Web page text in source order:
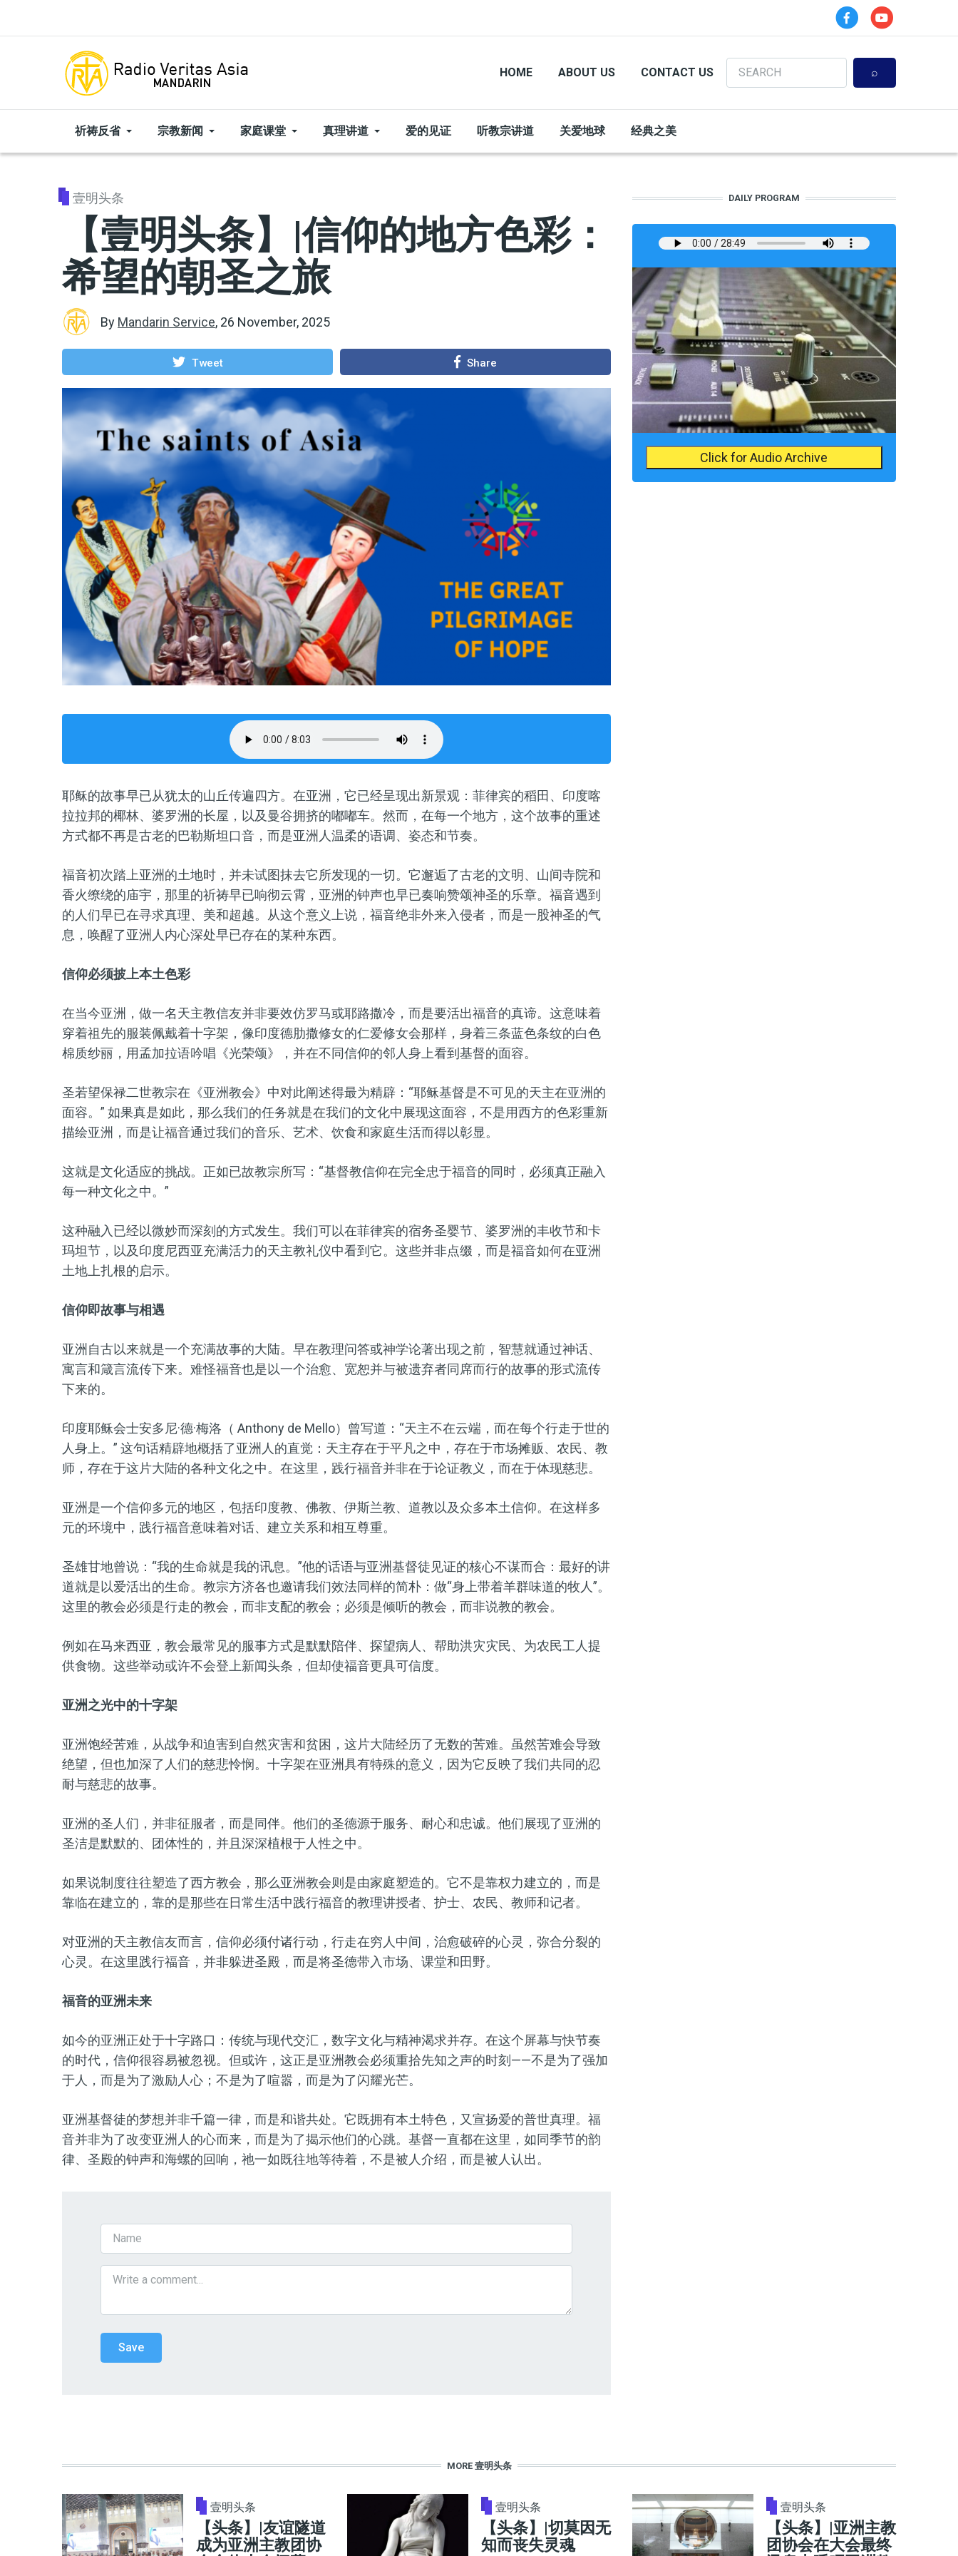
HOME ABOUT US CONTACT US
Search
祈祷反省 宗教新闻 家庭课堂 真理讲道 爱的见证 听教宗讲道 关爱地球 经典之美
壹明头条
【壹明头条】|信仰的地方色彩：
希望的朝圣之旅
By Mandarin Service, 26 November, 2025
Tweet Share
耶稣的故事早已从犹太的山丘传遍四方。在亚洲，它已经呈现出新景观：菲律宾的稻田、印度喀
拉拉邦的椰林、婆罗洲的长屋，以及曼谷拥挤的嘟嘟车。然而，在每一个地方，这个故事的重述
方式都不再是古老的巴勒斯坦口音，而是亚洲人温柔的语调、姿态和节奏。
福音初次踏上亚洲的土地时，并未试图抹去它所发现的一切。它邂逅了古老的文明、山间寺院和
香火缭绕的庙宇，那里的祈祷早已响彻云霄，亚洲的钟声也早已奏响赞颂神圣的乐章。福音遇到
的人们早已在寻求真理、美和超越。从这个意义上说，福音绝非外来入侵者，而是一股神圣的气
息，唤醒了亚洲人内心深处早已存在的某种东西。
信仰必须披上本土色彩
在当今亚洲，做一名天主教信友并非要效仿罗马或耶路撒冷，而是要活出福音的真谛。这意味着
穿着祖先的服装佩戴着十字架，像印度德肋撒修女的仁爱修女会那样，身着三条蓝色条纹的白色
棉质纱丽，用孟加拉语吟唱《光荣颂》，并在不同信仰的邻人身上看到基督的面容。
圣若望保禄二世教宗在《亚洲教会》中对此阐述得最为精辟：“耶稣基督是不可见的天主在亚洲的
面容。” 如果真是如此，那么我们的任务就是在我们的文化中展现这面容，不是用西方的色彩重新
描绘亚洲，而是让福音通过我们的音乐、艺术、饮食和家庭生活而得以彰显。
这就是文化适应的挑战。正如已故教宗所写：“基督教信仰在完全忠于福音的同时，必须真正融入
每一种文化之中。”
这种融入已经以微妙而深刻的方式发生。我们可以在菲律宾的宿务圣婴节、婆罗洲的丰收节和卡
玛坦节，以及印度尼西亚充满活力的天主教礼仪中看到它。这些并非点缀，而是福音如何在亚洲
土地上扎根的启示。
信仰即故事与相遇
亚洲自古以来就是一个充满故事的大陆。早在教理问答或神学论著出现之前，智慧就通过神话、
寓言和箴言流传下来。难怪福音也是以一个治愈、宽恕并与被遗弃者同席而行的故事的形式流传
下来的。
印度耶稣会士安多尼·德·梅洛（ Anthony de Mello）曾写道：“天主不在云端，而在每个行走于世的
人身上。” 这句话精辟地概括了亚洲人的直觉：天主存在于平凡之中，存在于市场摊贩、农民、教
师，存在于这片大陆的各种文化之中。在这里，践行福音并非在于论证教义，而在于体现慈悲。
亚洲是一个信仰多元的地区，包括印度教、佛教、伊斯兰教、道教以及众多本土信仰。在这样多
元的环境中，践行福音意味着对话、建立关系和相互尊重。
圣雄甘地曾说：“我的生命就是我的讯息。”他的话语与亚洲基督徒见证的核心不谋而合：最好的讲
道就是以爱活出的生命。教宗方济各也邀请我们效法同样的简朴：做“身上带着羊群味道的牧人”。
这里的教会必须是行走的教会，而非支配的教会；必须是倾听的教会，而非说教的教会。
例如在马来西亚，教会最常见的服事方式是默默陪伴、探望病人、帮助洪灾灾民、为农民工人提
供食物。这些举动或许不会登上新闻头条，但却使福音更具可信度。
亚洲之光中的十字架
亚洲饱经苦难，从战争和迫害到自然灾害和贫困，这片大陆经历了无数的苦难。虽然苦难会导致
绝望，但也加深了人们的慈悲怜悯。十字架在亚洲具有特殊的意义，因为它反映了我们共同的忍
耐与慈悲的故事。
亚洲的圣人们，并非征服者，而是同伴。他们的圣德源于服务、耐心和忠诚。他们展现了亚洲的
圣洁是默默的、团体性的，并且深深植根于人性之中。
如果说制度往往塑造了西方教会，那么亚洲教会则是由家庭塑造的。它不是靠权力建立的，而是
靠临在建立的，靠的是那些在日常生活中践行福音的教理讲授者、护士、农民、教师和记者。
对亚洲的天主教信友而言，信仰必须付诸行动，行走在穷人中间，治愈破碎的心灵，弥合分裂的
心灵。在这里践行福音，并非躲进圣殿，而是将圣德带入市场、课堂和田野。
福音的亚洲未来
如今的亚洲正处于十字路口：传统与现代交汇，数字文化与精神渴求并存。在这个屏幕与快节奏
的时代，信仰很容易被忽视。但或许，这正是亚洲教会必须重拾先知之声的时刻——不是为了强加
于人，而是为了激励人心；不是为了喧嚣，而是为了闪耀光芒。
亚洲基督徒的梦想并非千篇一律，而是和谐共处。它既拥有本土特色，又宣扬爱的普世真理。福
音并非为了改变亚洲人的心而来，而是为了揭示他们的心跳。基督一直都在这里，如同季节的韵
律、圣殿的钟声和海螺的回响，祂一如既往地等待着，不是被人介绍，而是被人认出。
DAILY PROGRAM
Click for Audio Archive
MORE 壹明头条
壹明头条
【头条】|友谊隧道
成为亚洲主教团协
壹明头条
【头条】|切莫因无
知而丧失灵魂
壹明头条
【头条】|亚洲主教
团协会在大会最终